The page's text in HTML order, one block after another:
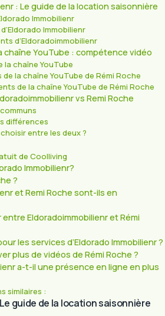
: Le guide de la location saisonnière
Immobilienr
Immobilienr
d’Eldoradoimmobilienr
chaîne YouTube : compétence vidéo
la chaîne YouTube
la chaîne YouTube de Rémi Roche
de la chaîne YouTube de Rémi Roche
vs Remi Roche
différences
entre les deux ?
de Coolliving
Immobilienr?
?
et Remi Roche sont-ils en
Eldoradoimmobilienr et Rémi
les services d’Eldorado Immobilienr ?
plus de vidéos de Rémi Roche ?
a-t-il une présence en ligne en plus
similaires :
guide de la location saisonnière